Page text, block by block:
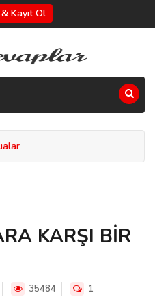
Kayıt Ol
KARŞI BİR
35484 1